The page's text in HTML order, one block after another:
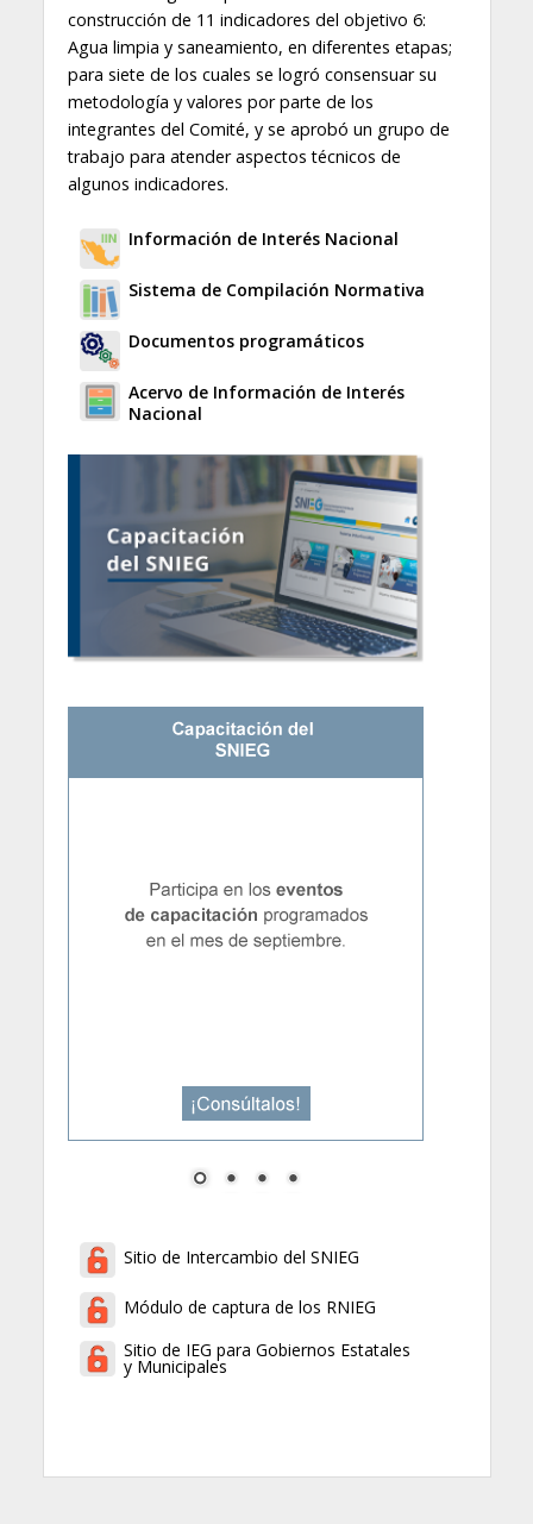
construcción de 11 indicadores del objetivo 6:
Agua limpia y saneamiento, en diferentes etapas;
para siete de los cuales se logró consensuar su
metodología y valores por parte de los
integrantes del Comité, y se aprobó un grupo de
trabajo para atender aspectos técnicos de
algunos indicadores.
Información de Interés Nacional
Sistema de Compilación Normativa
Documentos programáticos
Acervo de Información de Interés
Nacional
Sitio de Intercambio del SNIEG
Módulo de captura de los RNIEG
Sitio de IEG para Gobiernos Estatales
y Municipales